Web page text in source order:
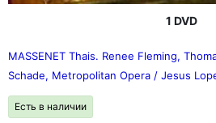
1 DVD
MASSENET Thais. Renee Fleming,
Schade, Metropolitan Opera / Jesus
Есть в наличии